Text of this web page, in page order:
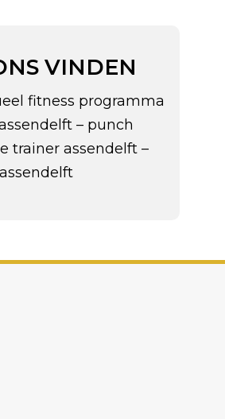
VINDEN
fitness programma
– punch
trainer assendelft –